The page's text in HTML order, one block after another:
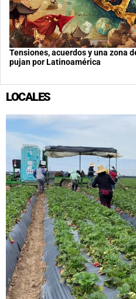
Tensiones, acuerdos y una zona
pujan por Latinoamérica
LOCALES